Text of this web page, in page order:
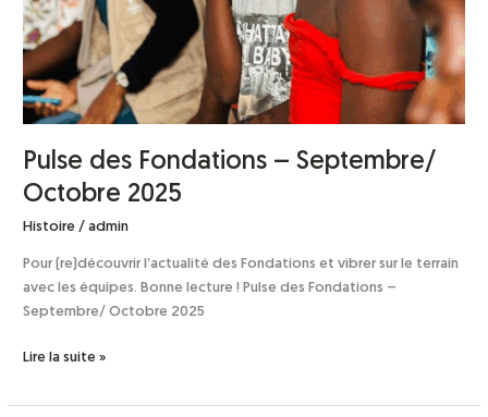
Pulse des Fondations – Septembre/
Octobre 2025
Histoire /admin
Pour (re)découvrir l’actualité des Fondations et vibrer sur le terrain
avec les équipes. Bonne lecture ! Pulse des Fondations –
Septembre/ Octobre 2025
Lire la suite »